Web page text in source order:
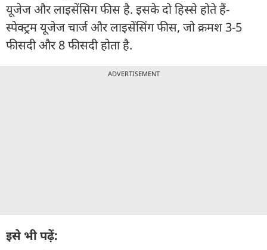
यूजेज और लाइसेंसिग फीस है. इसके दो हिस्से होते हैं-
स्पेक्ट्रम यूजेज चार्ज और लाइसेंसिंग फीस, जो क्रमश 3-5
फीसदी और 8 फीसदी होता है.
ADVERTISEMENT
इसे भी पढ़ें: